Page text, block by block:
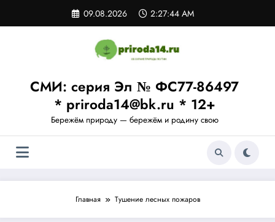
содержимому
09.08.2026 2:27:45 AM
СМИ: серия Эл № ФС77-86497
* priroda14@bk.ru * 12+
Бережём природу — бережём и родину свою
Главная Тушение лесных пожаров